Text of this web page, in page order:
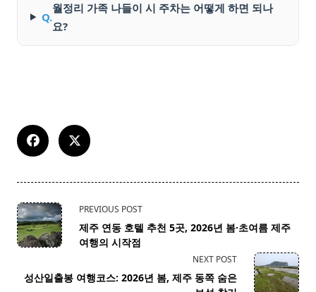
Q.
월정리 가족 나들이 시 주차는 어떻게 하면 되나
요?
<span
class="nav-
subtitle
reader-
PREVIOUS POST
제주 연동 호텔 추천 5곳, 2026년 봄·초여름 제주
여행의 시작점
NEXT POST
성산일출봉 여행코스: 2026년 봄, 제주 동쪽 숨은